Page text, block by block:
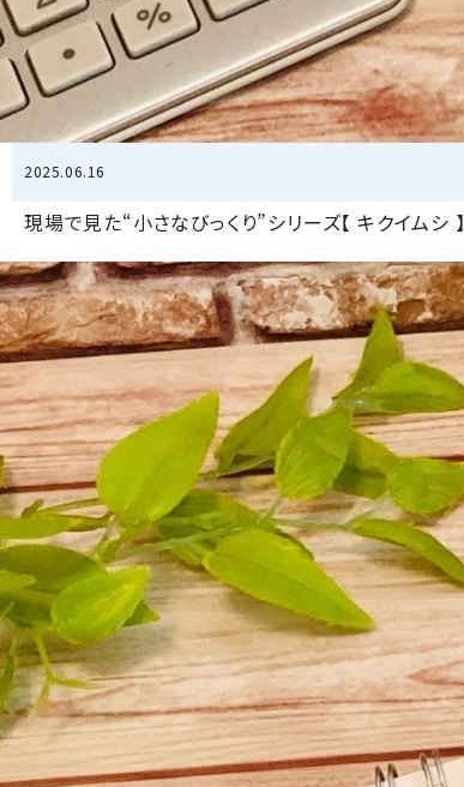
2025.06.16
現場で見た“小さなびっくり”シリーズ【 キクイムシ 】